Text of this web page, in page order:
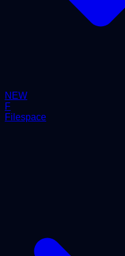
NEW
F
Filespace